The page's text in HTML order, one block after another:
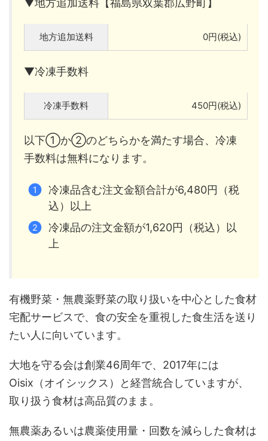
▼地方追加送料【福島県双葉郡広野町】
地方追加送料 0円(税込)
▼冷凍手数料
冷凍手数料 450円(税込)
以下①か②のどちらかを満たす場合、冷凍
手数料は無料になります。
冷凍品含む注文金額合計が6,480円（税
込）以上
冷凍品の注文金額が1,620円（税込）以
上
有機野菜・無農薬野菜の取り扱いを中心とした食材
宅配サービスで、食の安全を重視した食生活を送り
たい人に向いています。
大地を守る会は創業46周年で、2017年には
Oisix（オイシックス）と経営統合していますが、
取り扱う食材は高品質のまま。
無農薬あるいは農薬使用量・回数を減らした食材は